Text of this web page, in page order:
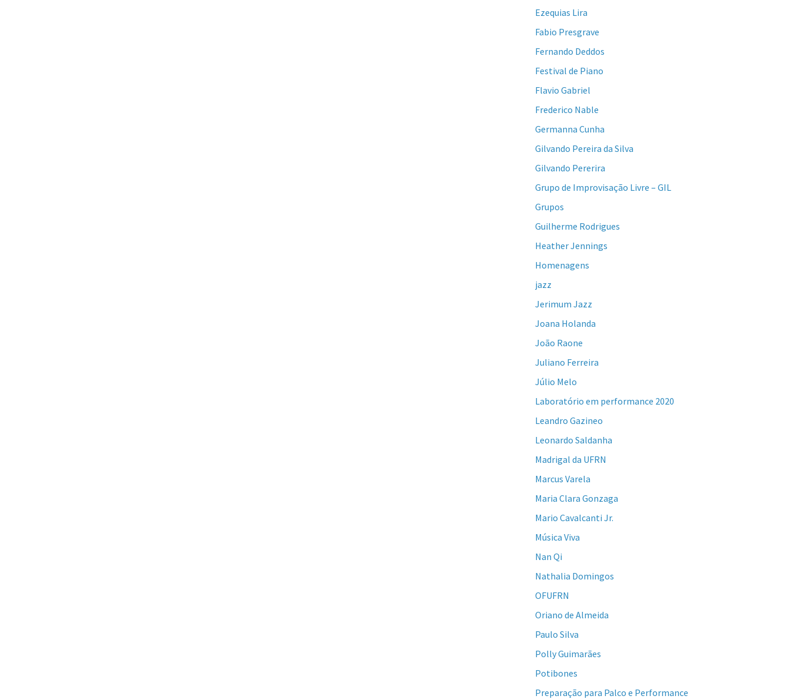
Ezequias Lira
Fabio Presgrave
Fernando Deddos
Festival de Piano
Flavio Gabriel
Frederico Nable
Germanna Cunha
Gilvando Pereira da Silva
Gilvando Pererira
Grupo de Improvisação Livre – GIL
Grupos
Guilherme Rodrigues
Heather Jennings
Homenagens
jazz
Jerimum Jazz
Joana Holanda
João Raone
Juliano Ferreira
Júlio Melo
Laboratório em performance 2020
Leandro Gazineo
Leonardo Saldanha
Madrigal da UFRN
Marcus Varela
Maria Clara Gonzaga
Mario Cavalcanti Jr.
Música Viva
Nan Qi
Nathalia Domingos
OFUFRN
Oriano de Almeida
Paulo Silva
Polly Guimarães
Potibones
Preparação para Palco e Performance